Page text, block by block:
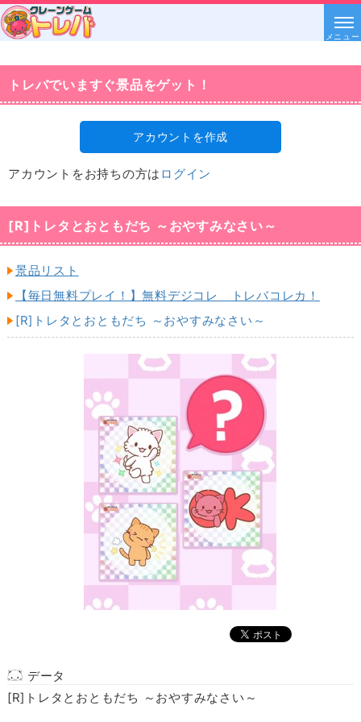
メニュー
トレバでいますぐ景品をゲット！
アカウントを作成
アカウントをお持ちの方は ログイン
[R]トレタとおともだち ～おやすみなさい～
景品リスト
【毎日無料プレイ！】無料デジコレ トレバコレカ！
[R]トレタとおともだち ～おやすみなさい～
データ
[R]トレタとおともだち ～おやすみなさい～